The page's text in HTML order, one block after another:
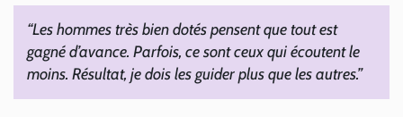
“Les hommes très bien dotés pensent que tout est
gagné d’avance. Parfois, ce sont ceux qui écoutent le
moins. Résultat, je dois les guider plus que les autres.”